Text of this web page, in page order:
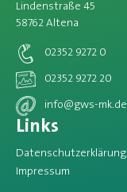
Lindenstraße 45
58762 Altena
02352 9272 0
02352 9272 20
info@gws-mk.de
Links
Datenschutzerklärung
Impressum